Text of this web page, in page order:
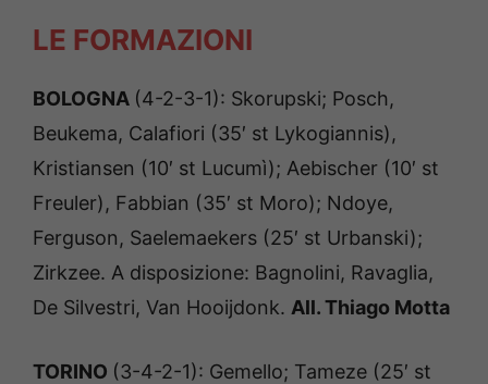
LE FORMAZIONI
BOLOGNA (4-2-3-1): Skorupski; Posch,
Beukema, Calafiori (35′ st Lykogiannis),
Kristiansen (10′ st Lucumì); Aebischer (10′ st
Freuler), Fabbian (35′ st Moro); Ndoye,
Ferguson, Saelemaekers (25′ st Urbanski);
Zirkzee. A disposizione: Bagnolini, Ravaglia,
De Silvestri, Van Hooijdonk. All. Thiago Motta
TORINO (3-4-2-1): Gemello; Tameze (25′ st